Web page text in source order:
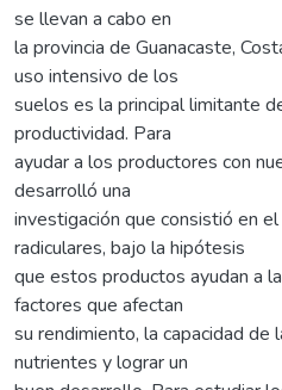
se llevan a cabo en
la provincia de Guanacaste,
uso intensivo de los
suelos es la principal limitante
productividad. Para
ayudar a los productores con
desarrolló una
investigación que consistió en
radiculares, bajo la hipótesis
que estos productos ayudan a
factores que afectan
su rendimiento, la capacidad de
nutrientes y lograr un